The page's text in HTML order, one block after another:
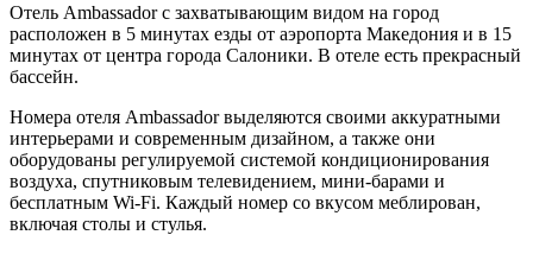
Отель Ambassador с захватывающим видом на город
расположен в 5 минутах езды от аэропорта Македония и в 15
минутах от центра города Салоники. В отеле есть прекрасный
бассейн.
Номера отеля Ambassador выделяются своими аккуратными
интерьерами и современным дизайном, а также они
оборудованы регулируемой системой кондиционирования
воздуха, спутниковым телевидением, мини-барами и
бесплатным Wi-Fi. Каждый номер со вкусом меблирован,
включая столы и стулья.